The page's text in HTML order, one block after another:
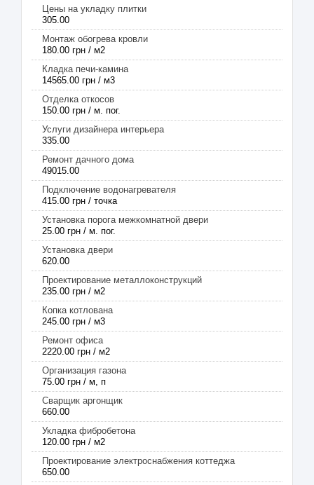
Цены на укладку плитки
305.00
Монтаж обогрева кровли
180.00 грн / м2
Кладка печи-камина
14565.00 грн / м3
Отделка откосов
150.00 грн / м. пог.
Услуги дизайнера интерьера
335.00
Ремонт дачного дома
49015.00
Подключение водонагревателя
415.00 грн / точка
Установка порога межкомнатной двери
25.00 грн / м. пог.
Установка двери
620.00
Проектирование металлоконструкций
235.00 грн / м2
Копка котлована
245.00 грн / м3
Ремонт офиса
2220.00 грн / м2
Организация газона
75.00 грн / м, п
Сварщик аргонщик
660.00
Укладка фибробетона
120.00 грн / м2
Проектирование электроснабжения коттеджа
650.00